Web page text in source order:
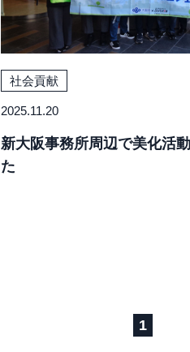
社会貢献
2025.11.20
新大阪事務所周辺で美化活
た
1